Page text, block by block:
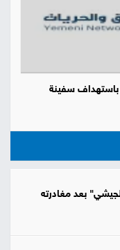
باستهداف سفينة
بعد مغادرته